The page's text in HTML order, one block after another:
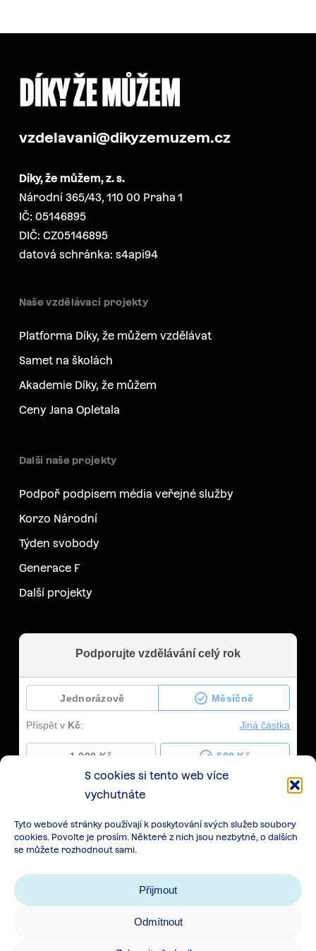
S cookies si tento web více
vychutnáte
Tyto webové stránky používají k poskytování svých služeb soubory
cookies. Povolte je prosím. Některé z nich jsou nezbytné, o dalších
se můžete rozhodnout sami.
Přijmout
Odmítnout
vzdelavani@dikyzemuzem.cz
Díky, že můžem, z. s.
Národní 365/43, 110 00 Praha 1
IČ: 05146895
DIČ: CZ05146895
datová schránka: s4api94
Naše vzdělávací projekty
Platforma Díky, že můžem vzdělávat
Samet na školách
Akademie Díky, že můžem
Ceny Jana Opletala
Další naše projekty
Podpoř podpisem média veřejné služby
Korzo Národní
Týden svobody
Generace F
Další projekty